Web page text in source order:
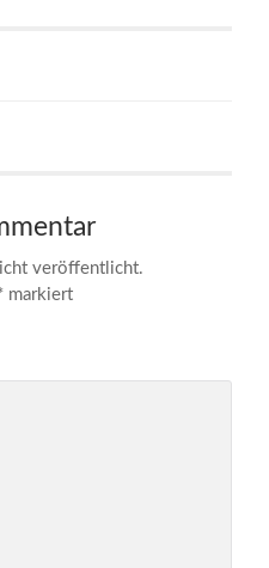
veröffentlicht.
markiert